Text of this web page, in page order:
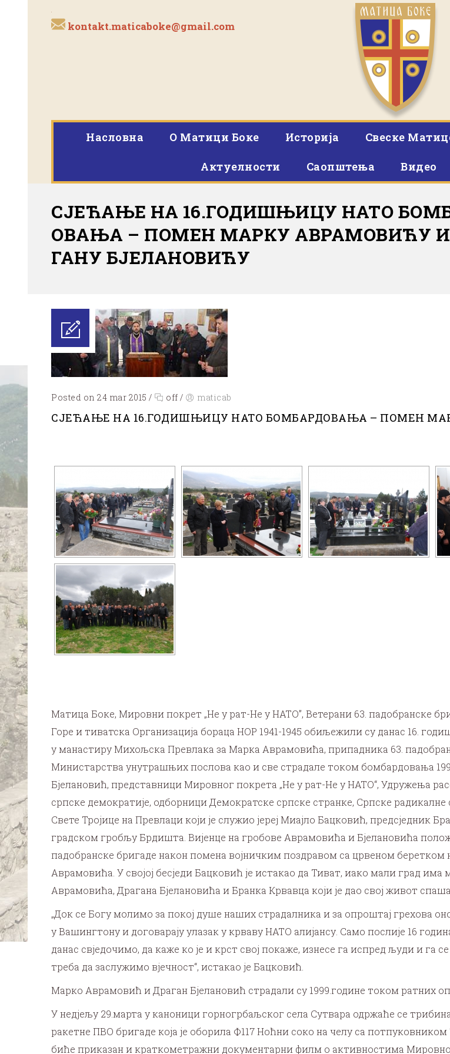
kontakt.maticaboke@gmail.com
Насловна O Матици Боке Историја Свеске
Актуелности Саопштења Видео
СЈЕЋАЊЕ НА 16.ГОДИШЊИЦУ НАТО
ОВАЊА – ПОМЕН МАРКУ АВРАМОВИЋУ
ГАНУ БЈЕЛАНОВИЋУ
Posted on 24 mar 2015 / off / maticab
СЈЕЋАЊЕ НА 16.ГОДИШЊИЦУ НАТО БОМБАРДОВАЊА – ПОМЕН
Матица Боке, Мировни покрет „Не у рат-Не у НАТО”, Ветерани 63. падобранске
Горе и тиватска Организација бораца НОР 1941-1945 обиљежили су данас 16.
у манастиру Михољска Превлака за Марка Аврамовића, припадника 63.
Министарства унутрашњих послова као и све страдале током бомбардовања
Бјелановић, представници Мировног покрета „Не у рат-Не у НАТО“, Удружења
српске демократије, одборници Демократске српске странке, Српске
Свете Тројице на Превлаци који је служио јереј Миајло Бацковић, предсједник
градском гробљу Брдишта. Вијенце на гробове Аврамовића и Бјелановића
падобранске бригаде након помена војничким поздравом са црвеном беретком
Аврамовића. У својој бесједи Бацковић је истакао да Тиват, иако мали град
Аврамовића, Драгана Бјелановића и Бранка Крвавца који је дао свој живот
„Док се Богу молимо за покој душе наших страдалника и за опроштај грехова
у Вашингтону и договарају улазак у крваву НАТО алијансу. Само послије 16
данас свједочимо, да каже ко је и крст свој покаже, изнесе га испред људи и га
треба да заслужимо вјечност“, истакао је Бацковић.
Марко Аврамовић и Драган Бјелановић страдали су 1999.године током ратних
У недјељу 29.марта у каноници горногрбаљског села Сутвара одржаће се
ракетне ПВО бригаде која је оборила Ф117 Ноћни соко на челу са
биће приказан и краткометражни документарни филм о активностима